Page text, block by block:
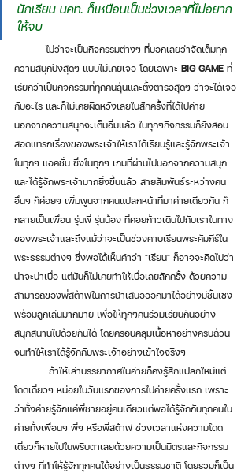
นักเรียน นคท. ก็เหมือนเป็นช่วงเวลาที่ไม่อยาก
ให้จบ
	ไม่ว่าจะเป็นกิจกรรมต่างๆ ที่บอกเลยว่าจัดเต็มทุก
ความสนุกปังสุดๆ แบบไม่เคยเจอ โดยเฉพาะ BIG GAME ที่
เรียกว่าเป็นกิจกรรมที่ทุกคนลุ้นและตั้งตารอสุดๆ ว่าจะได้เจอ
กับอะไร และก็ไม่เคยผิดหวังเลยในสักครั้งที่ได้ไปค่าย
นอกจากความสนุกจะเต็มอิ่มแล้ว ในทุกๆกิจกรรมก็ยังสอน
สอดแทรกเรื่องของพระเจ้าให้เราได้เรียนรู้และรู้จักพระเจ้า
ในทุกๆ แอคชั่น ซึ่งในทุกๆ เกมที่ผ่านไปนอกจากความสนุก
และได้รู้จักพระเจ้ามากยิ่งขึ้นแล้ว สายสัมพันธ์ระหว่างคน
อื่นๆ ก็ค่อยๆ เพิ่มพูนจากคนแปลกหน้าที่มาค่ายเดียวกัน ก็
กลายเป็นเพื่อน รุ่นพี่ รุ่นน้อง ที่คอยก้าวเดินไปกับเราในทาง
ของพระเจ้าและถึงแม้ว่าจะเป็นช่วงคาบเรียนพระคัมภีร์ใน
พระธรรมต่างๆ ซึ่งพอได้เห็นคำว่า "เรียน" ก็อาจจะคิดไปว่า
น่าจะน่าเบื่อ แต่มันก็ไม่เคยทำให้เบื่อเลยสักครั้ง ด้วยความ
สามารถของพี่สต้าฟในการนำเสนอออกมาได้อย่างมีชั้นเชิง
พร้อมลูกเล่นมากมาย เพื่อให้ทุกๆคนร่วมเรียนกันอย่าง
สนุกสนานไปด้วยกันได้ โดยครอบคลุมเนื้อหาอย่างครบถ้วน
จนทำให้เราได้รู้จักกับพระเจ้าอย่างเข้าใจจริงๆ
โดดเดี่ยวๆ หน่อยในวันแรกของการไปค่ายครั้งแรก เพราะ
ว่าทั้งค่ายรู้จักแค่พี่ชายอยู่คนเดียวแต่พอได้รู้จักกับทุกคนใน
ค่ายทั้งเพื่อนๆ พี่ๆ หรือพี่สต้าฟ ช่วงเวลาแห่งความโดด
เดี่ยวก็หายไปในพริบตาเลยด้วยความเป็นมิตรและกิจกรรม
ต่างๆ ที่ทำให้รู้จักทุกคนได้อย่างเป็นธรรมชาติ โดยรวมก็เป็น